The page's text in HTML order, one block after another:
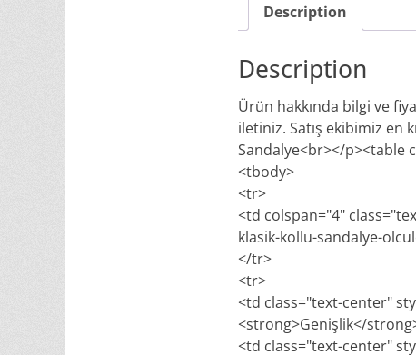
Description
Description
Ürün hakkında bilgi ve
iletiniz. Satış ekibimiz en
Sandalye<br></p><table
<tbody>
<tr>
<td colspan="4"
klasik-kollu-sandalye-
</tr>
<tr>
<td class="text-center"
<strong>Genişlik</
<td class="text-center"